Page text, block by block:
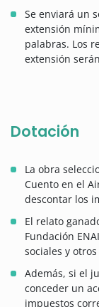
Se enviará un
extensión
palabras. Los
extensión
Dotación
La obra
Cuento en el
descontar los
El relato
Fundación
sociales y
Además, si el
conceder un
impuestos